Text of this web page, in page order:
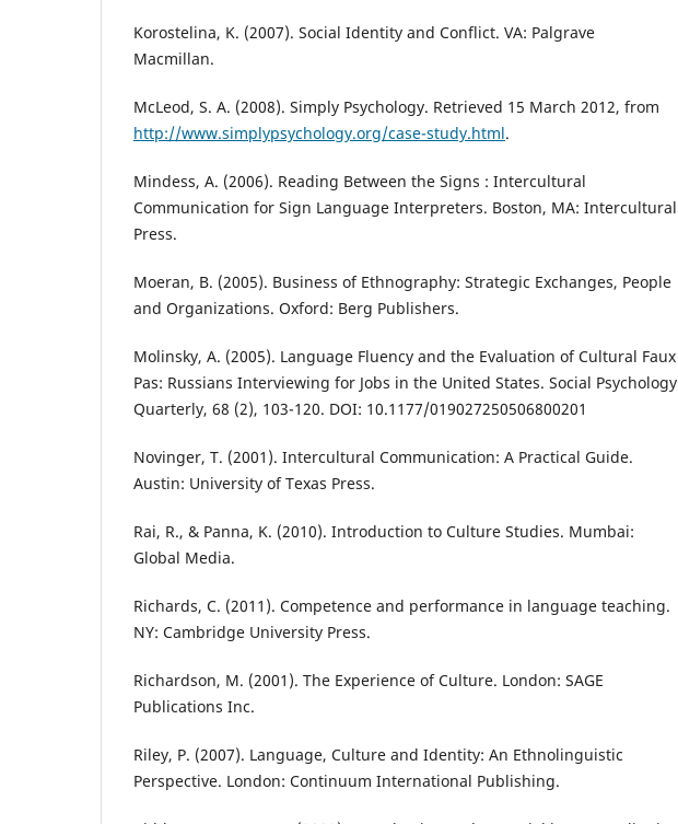
Korostelina, K. (2007). Social Identity and Conflict. VA: Palgrave
Macmillan.
McLeod, S. A. (2008). Simply Psychology. Retrieved 15 March 2012, from
http://www.simplypsychology.org/case-study.html.
Mindess, A. (2006). Reading Between the Signs : Intercultural
Communication for Sign Language Interpreters. Boston, MA: Intercultural
Press.
Moeran, B. (2005). Business of Ethnography: Strategic Exchanges, People
and Organizations. Oxford: Berg Publishers.
Molinsky, A. (2005). Language Fluency and the Evaluation of Cultural Faux
Pas: Russians Interviewing for Jobs in the United States. Social Psychology
Quarterly, 68 (2), 103-120. DOI: 10.1177/019027250506800201
Novinger, T. (2001). Intercultural Communication: A Practical Guide.
Austin: University of Texas Press.
Rai, R., & Panna, K. (2010). Introduction to Culture Studies. Mumbai:
Global Media.
Richards, C. (2011). Competence and performance in language teaching.
NY: Cambridge University Press.
Richardson, M. (2001). The Experience of Culture. London: SAGE
Publications Inc.
Riley, P. (2007). Language, Culture and Identity: An Ethnolinguistic
Perspective. London: Continuum International Publishing.